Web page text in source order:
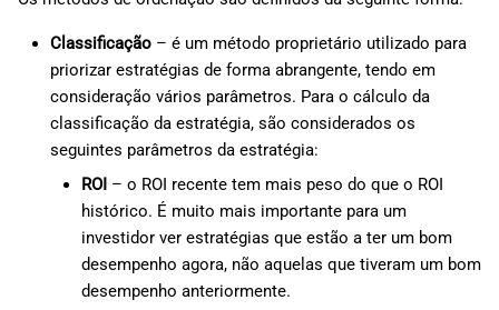
Classificação– é um método proprietário utilizado para
priorizar estratégias de forma abrangente, tendo em
consideração vários parâmetros. Para o cálculo da
classificação da estratégia, são considerados os
seguintes parâmetros da estratégia:
ROI– o ROI recente tem mais peso do que o ROI
histórico. É muito mais importante para um
investidor ver estratégias que estão a ter um bom
desempenho agora, não aquelas que tiveram um bom
desempenho anteriormente.